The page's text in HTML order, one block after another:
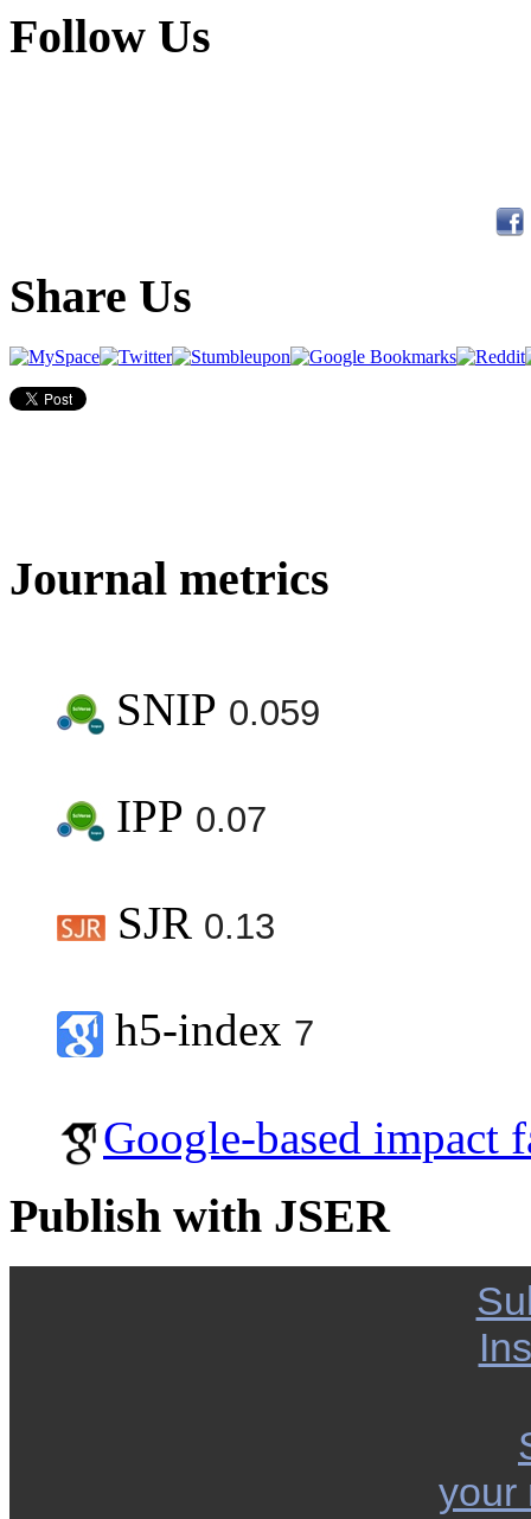
Follow Us
Share Us
Journal metrics
SNIP 0.059
IPP 0.07
SJR 0.13
h5-index 7
Google-based impact
Publish with JSER
your